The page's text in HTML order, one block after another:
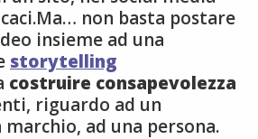
non basta postare
insieme ad una
storytelling
costruire consapevolezza
riguardo ad un
ad una persona.